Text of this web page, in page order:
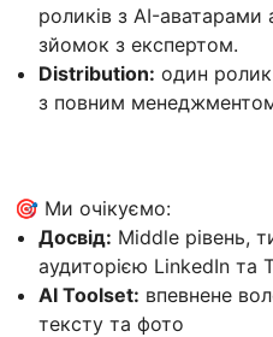
роликів з AI-аватарами
зйомок з експертом.
Distribution: один
з повним
🎯 Ми очікуємо:
Досвід: Middle рівень,
аудиторією LinkedIn та
AI Toolset: впевнене
тексту та фото